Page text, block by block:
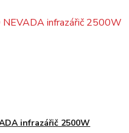
infrazářič 2500W